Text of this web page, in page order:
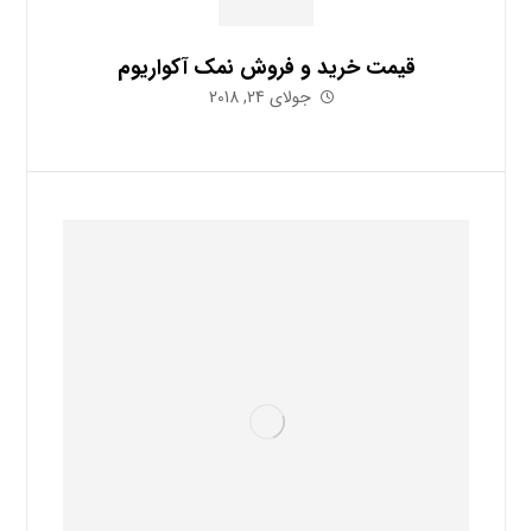
قیمت خرید و فروش نمک آکواریوم
جولای 24, 2018